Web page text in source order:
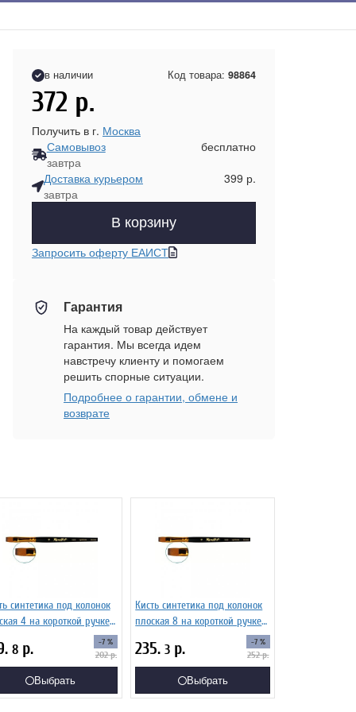
в наличии Код товара: 98864
372 р.
Получить в г. Москва
Самовывоз
завтра
бесплатно
Доставка курьером
завтра
399 р.
В корзину
Запросить оферту ЕАИСТ
Гарантия
На каждый товар действует
гарантия. Мы всегда идем
навстречу клиенту и помогаем
решить спорные ситуации.
Подробнее о гарантии, обмене и
возврате
синтетика под колонок
4 на короткой ручке
8р. -7 %
202р.
Выбрать
Кисть синтетика под колонок
плоская 8 на короткой ручке
235.3 р. -7 %
252р.
Выбрать